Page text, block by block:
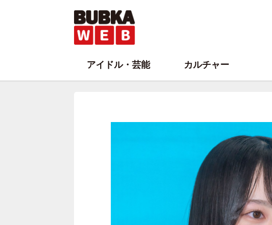
アイドル・芸能 カルチャー